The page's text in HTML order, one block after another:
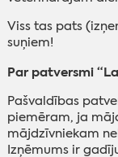
Viss tas pats
suņiem!
Par patversmi
Pašvaldības
piemēram, ja
mājdzīvniekam
Izņēmums ir